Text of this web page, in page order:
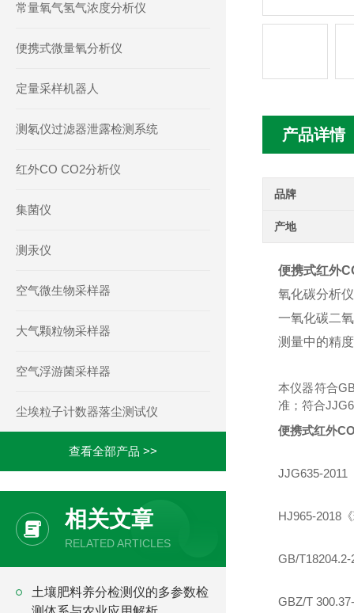
产品详情
品牌
产地
便携式红外
氧化碳分析
一氧化碳二
测量中的精
本仪器符合
准；符合
便携式红外
JJG635-2011
HJ965-2018
GB/
GBZ/T
常量氧气氢气浓度分析仪
便携式微量氧分析仪
定量采样机器人
测氡仪过滤器泄露检测系统
红外CO CO2分析仪
集菌仪
测汞仪
空气微生物采样器
大气颗粒物采样器
空气浮游菌采样器
尘埃粒子计数器落尘测试仪
查看全部产品 >>
相关文章
RELATED ARTICLES
土壤肥料养分检测仪的多参数检